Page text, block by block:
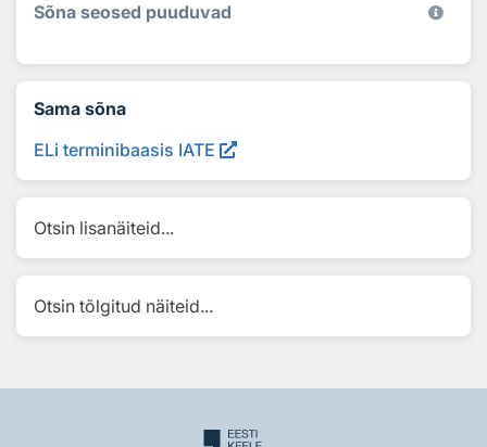
Sõna seosed puuduvad
Sama sõna
ELi terminibaasis IATE
Otsin lisanäiteid...
Otsin tõlgitud näiteid...